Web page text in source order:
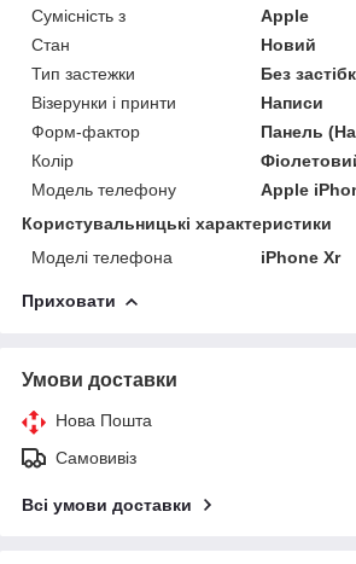
Сумісність з
Apple
Стан
Новий
Тип застежки
Без
Візерунки і принти
Написи
Форм-фактор
Панель
Колір
Модель телефону
Apple
Користувальницькі характеристики
Моделі телефона
iPhone Xr
Приховати
Умови доставки
Нова Пошта
Самовивіз
Всі умови доставки